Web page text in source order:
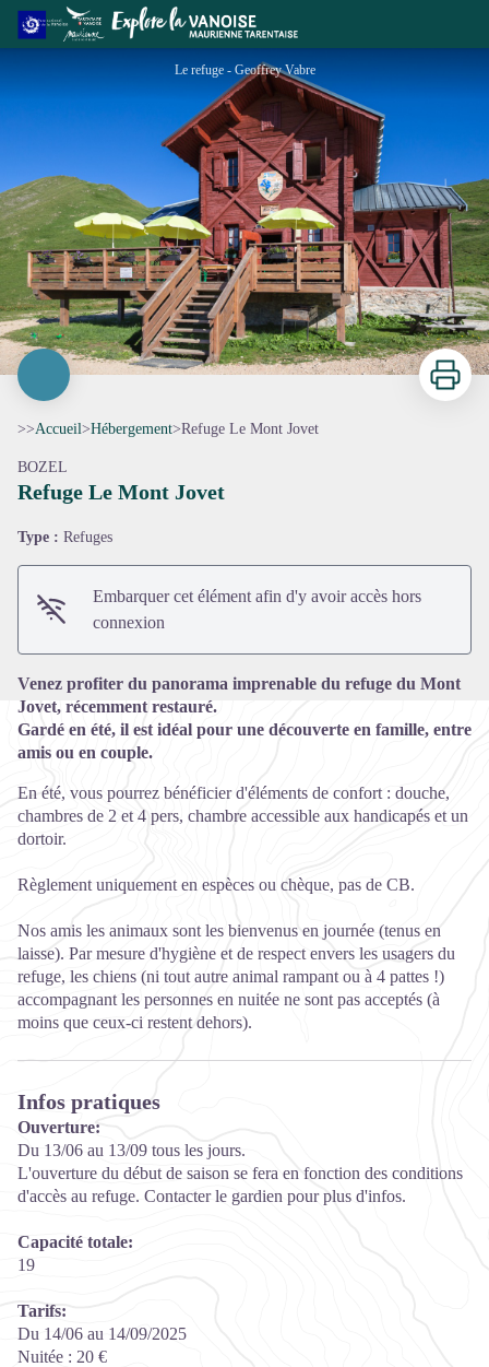
Refuge Le Mont Jovet
Le refuge - Geoffrey Vabre
Imprimer
>>Accueil>Hébergement>Refuge Le Mont Jovet
BOZEL
Refuge Le Mont Jovet
Type : Refuges
Embarquer cet élément afin d'y avoir accès hors
connexion
Venez profiter du panorama imprenable du refuge du Mont
Jovet, récemment restauré.
Gardé en été, il est idéal pour une découverte en famille, entre
amis ou en couple.
En été, vous pourrez bénéficier d'éléments de confort : douche,
chambres de 2 et 4 pers, chambre accessible aux handicapés et un
dortoir.
Règlement uniquement en espèces ou chèque, pas de CB.
Nos amis les animaux sont les bienvenus en journée (tenus en
laisse). Par mesure d'hygiène et de respect envers les usagers du
refuge, les chiens (ni tout autre animal rampant ou à 4 pattes !)
accompagnant les personnes en nuitée ne sont pas acceptés (à
moins que ceux-ci restent dehors).
Infos pratiques
Ouverture:
Du 13/06 au 13/09 tous les jours.
L'ouverture du début de saison se fera en fonction des conditions
d'accès au refuge. Contacter le gardien pour plus d'infos.
Capacité totale:
19
Tarifs:
Du 14/06 au 14/09/2025
Nuitée : 20 €